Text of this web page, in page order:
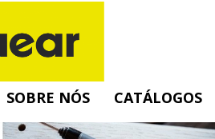
SOBRE NÓS CATÁLOGOS